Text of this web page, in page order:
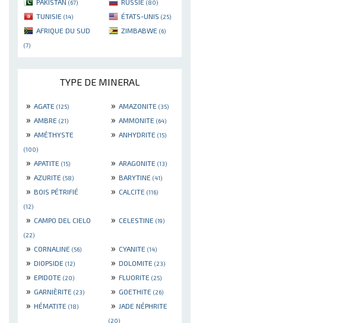
(67) (80)
TUNISIE (14) ÉTATS-UNIS (25)
AFRIQUE DU SUD
(7)
ZIMBABWE (6)
TYPE DE MINERAL
» AGATE (125) » AMAZONITE (35)
» AMBRE (21) » AMMONITE (64)
» AMÉTHYSTE
(100)
» ANHYDRITE (15)
» APATITE (15) » ARAGONITE (13)
» AZURITE (58) » BARYTINE (41)
» BOIS PÉTRIFIÉ
(12)
» CALCITE (116)
» CAMPO DEL CIELO
(22)
» CELESTINE (19)
» CORNALINE (56) » CYANITE (14)
» DIOPSIDE (12) » DOLOMITE (23)
» EPIDOTE (20) » FLUORITE (25)
» GARNIÈRITE (23) » GOETHITE (26)
» HÉMATITE (18) » JADE NÉPHRITE
(20)